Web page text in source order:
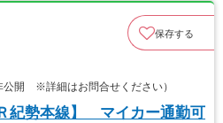
保存する
公開 ※詳細はお問合せください）
紀勢本線】 マイカー通勤可